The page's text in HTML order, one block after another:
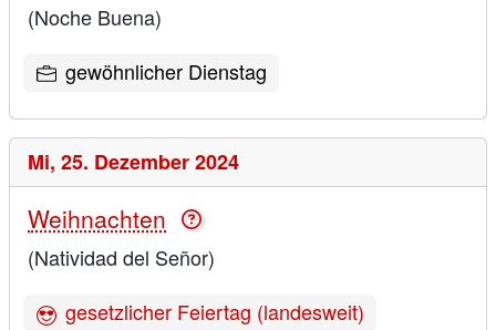
(Noche Buena)
gewöhnlicher Dienstag
Mi, 25. Dezember 2024
Weihnachten
(Natividad del Señor)
gesetzlicher Feiertag (landesweit)